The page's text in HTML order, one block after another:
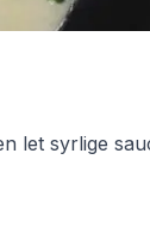
let syrlige